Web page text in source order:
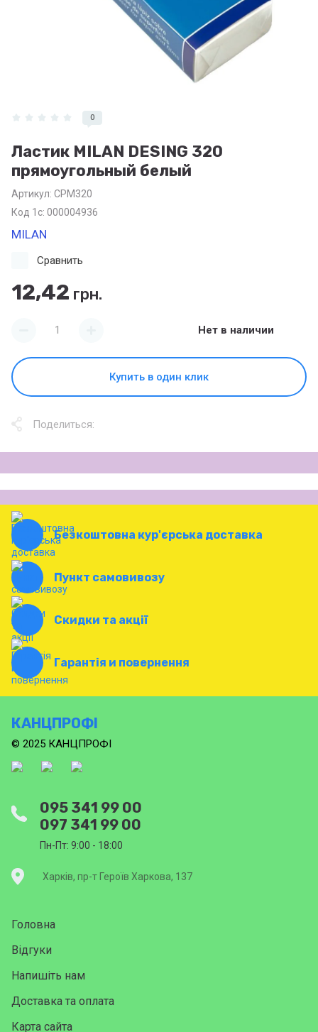
0
Ластик MILAN DESING 320
прямоугольный белый
Артикул: CPM320
Код 1с: 000004936
MILAN
12,42 грн.
Сравнить
Нет в наличии
Купить в один клик
Поделиться:
Безкоштовна кур'єрська доставка
Пункт самовивозу
Скидки та акції
Гарантія и повернення
КАНЦПРОФІ
© 2025 КАНЦПРОФІ
095 341 99 00
097 341 99 00
Пн-Пт: 9:00 - 18:00
Харків, пр-т Героїв Харкова, 137
Головна
Відгуки
Напишіть нам
Доставка та оплата
Карта сайта